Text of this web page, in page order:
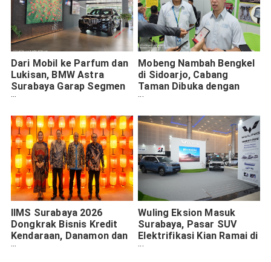
Dari Mobil ke Parfum dan
Lukisan, BMW Astra
Surabaya Garap Segmen
Lifestyle
Mobeng Nambah Bengkel
di Sidoarjo, Cabang
Taman Dibuka dengan
Promo Servis Rp549 Ribu
IIMS Surabaya 2026
Dongkrak Bisnis Kredit
Kendaraan, Danamon dan
Adira Finance Pasang
Wuling Eksion Masuk
Surabaya, Pasar SUV
Elektrifikasi Kian Ramai di
Jawa Timur